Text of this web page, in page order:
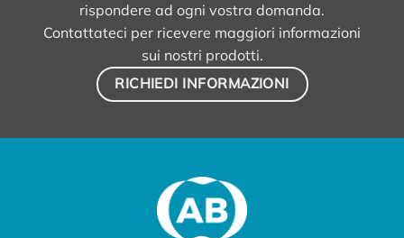
rispondere ad ogni vostra domanda.
Contattateci per ricevere maggiori informazioni
sui nostri prodotti.
RICHIEDI INFORMAZIONI